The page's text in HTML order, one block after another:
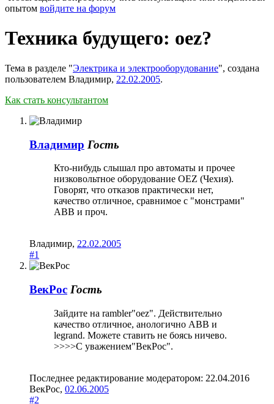
опытом войдите на форум
Техника будущего: oez?
Тема в разделе "Электрика и электрооборудование", создана
пользователем Владимир, 22.02.2005.
Как стать консультантом
Владимир Гость
Кто-нибудь слышал про автоматы и прочее
низковольтное оборудование OEZ (Чехия).
Говорят, что отказов практически нет,
качество отличное, сравнимое с "монстрами"
ABB и проч.
Владимир, 22.02.2005
#1
ВекРос Гость
Зайдите на rambler"oez". Действительно
качество отличное, анологично ABB и
legrand. Можете ставить не боясь ничево.
>>>>С уважением"ВекРос".
Последнее редактирование модератором: 22.04.2016
ВекРос, 02.06.2005
#2